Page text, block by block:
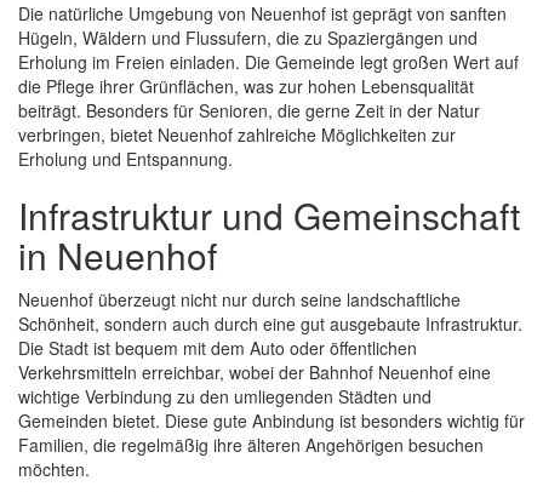
Die natürliche Umgebung von Neuenhof ist geprägt von sanften
Hügeln, Wäldern und Flussufern, die zu Spaziergängen und
Erholung im Freien einladen. Die Gemeinde legt großen Wert auf
die Pflege ihrer Grünflächen, was zur hohen Lebensqualität
beiträgt. Besonders für Senioren, die gerne Zeit in der Natur
verbringen, bietet Neuenhof zahlreiche Möglichkeiten zur
Erholung und Entspannung.
Infrastruktur und Gemeinschaft
in Neuenhof
Neuenhof überzeugt nicht nur durch seine landschaftliche
Schönheit, sondern auch durch eine gut ausgebaute Infrastruktur.
Die Stadt ist bequem mit dem Auto oder öffentlichen
Verkehrsmitteln erreichbar, wobei der Bahnhof Neuenhof eine
wichtige Verbindung zu den umliegenden Städten und
Gemeinden bietet. Diese gute Anbindung ist besonders wichtig für
Familien, die regelmäßig ihre älteren Angehörigen besuchen
möchten.